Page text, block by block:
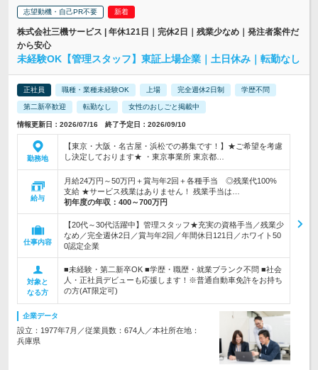
志望動機・自己PR不要
株式会社三機サービス | 年休121日｜完休2日｜残業少なめ｜発注者案件だ
から安心
未経験OK【管理スタッフ】東証上場企業｜土日休み｜転勤なし
正社員 職種・業種未経験OK 上場 完全週休2日制 学歴不問
第二新卒歓迎 転勤なし 女性のおしごと掲載中
情報更新日：2026/07/16 終了予定日：2026/09/10
勤務地
【東京・大阪・名古屋・浜松での募集です！】★ご希望を考慮
し決定しております★ ・東京事業所 東京都…
給与
月給24万円～50万円＋賞与年2回＋各種手当 ◎残業代100%
支給 ★サービス残業はありません！ 残業手当は…
初年度の年収： 400～700万円
仕事内容
【20代～30代活躍中】管理スタッフ★充実の資格手当／残業少
なめ／完全週休2日／賞与年2回／年間休日121日／ホワイト50
0認定企業
対象と
なる方
■未経験・第二新卒OK ■学歴・職歴・就業ブランク不問 ■社会
人・正社員デビューも応援します！※普通自動車免許をお持ち
の方(AT限定可)
企業データ
設立：1977年7月／従業員数：674人／本社所在地：
兵庫県